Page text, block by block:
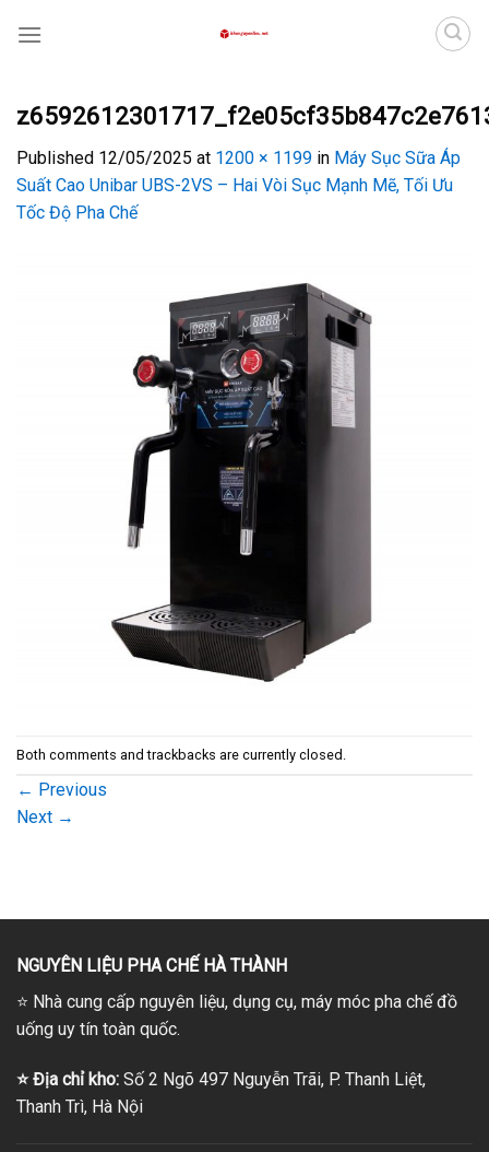
Published 12/05/2025 at 1200 × 1199 in Máy Sục Sữa Áp
Suất Cao Unibar UBS-2VS – Hai Vòi Sục Mạnh Mẽ, Tối Ưu
Tốc Độ Pha Chế
Both comments and trackbacks are currently closed.
← Previous
Next →
NGUYÊN LIỆU PHA CHẾ HÀ THÀNH
⭐ Nhà cung cấp nguyên liệu, dụng cụ, máy móc pha chế đồ
uống uy tín toàn quốc.
⭐Địa chỉ kho: Số 2 Ngõ 497 Nguyễn Trãi, P. Thanh Liệt,
Thanh Trì, Hà Nội